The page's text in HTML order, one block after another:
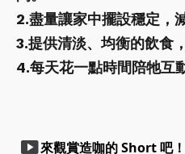
2.盡量讓家中擺設穩定，
3.提供清淡、均衡的飲食
4.每天花一點時間陪牠互
smart_display來觀賞造咖的 Short 吧！